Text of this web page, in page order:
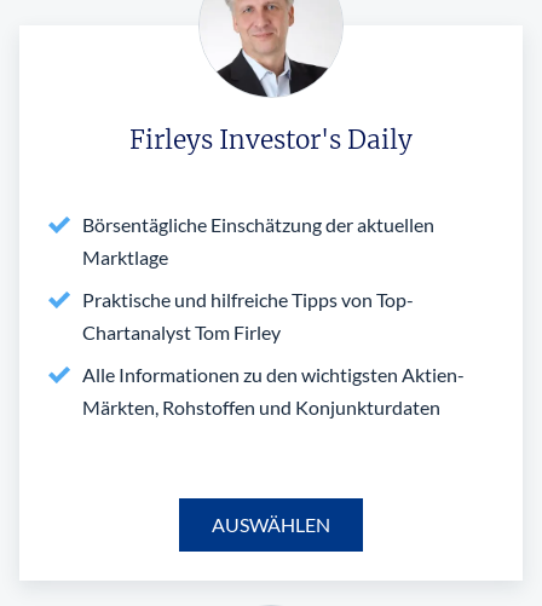
Firleys Investor's Daily
Börsentägliche Einschätzung der aktuellen
Marktlage
Praktische und hilfreiche Tipps von Top-
Chartanalyst Tom Firley
Alle Informationen zu den wichtigsten Aktien-
Märkten, Rohstoffen und Konjunkturdaten
AUSWÄHLEN